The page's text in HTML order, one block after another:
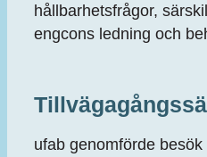
hållbarhetsfrågor,
engcons ledning och
ufab genomförde